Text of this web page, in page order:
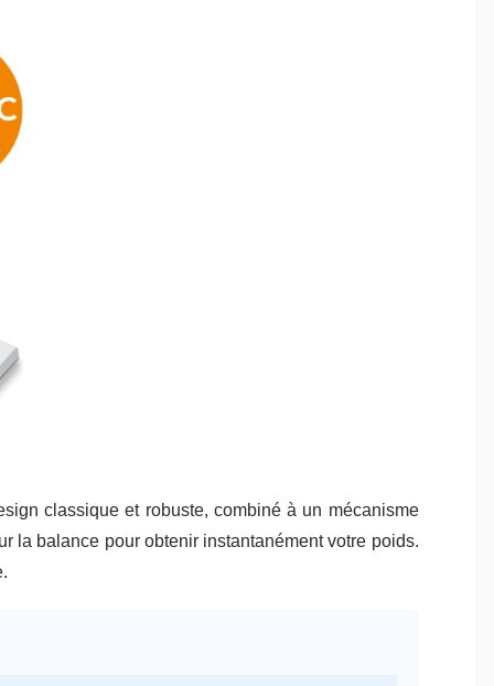
classique et robuste, combiné à un mécanisme
la balance pour obtenir instantanément votre poids.